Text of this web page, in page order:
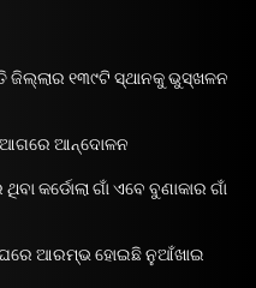
ଜିଲ୍ଲାର ୧୩୯ଟି ସ୍ଥାନକୁ ଭୁସ୍ଖଳନ
ଆଗରେ ଆନ୍ଦୋଳନ
କର୍ଡୋଲା ଗାଁ ଏବେ ବୁଣାକାର ଗାଁ
ଘରେ ଆରମ୍ଭ ହୋଇଛି ନୁଆଁଖାଇ